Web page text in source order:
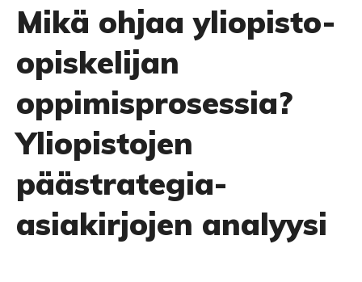
Mikä ohjaa yliopisto-
opiskelijan
oppimisprosessia?
Yliopistojen
päästrategia-
asiakirjojen analyysi